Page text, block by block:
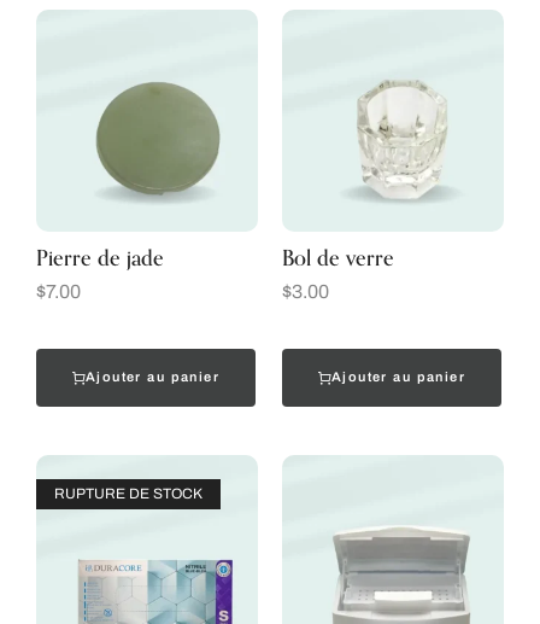
Pierre de jade
$7.00
Ajouter au panier
Bol de verre
$3.00
Ajouter au panier
RUPTURE DE STOCK